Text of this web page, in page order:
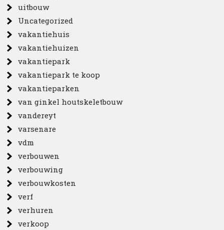
uitbouw
Uncategorized
vakantiehuis
vakantiehuizen
vakantiepark
vakantiepark te koop
vakantieparken
van ginkel houtskeletbouw
vandereyt
varsenare
vdm
verbouwen
verbouwing
verbouwkosten
verf
verhuren
verkoop